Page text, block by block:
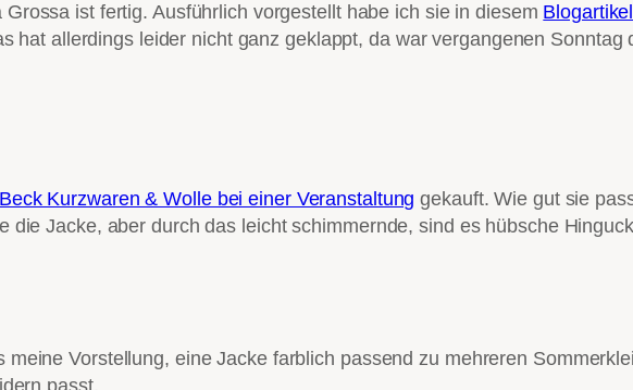
ist fertig. Ausführlich vorgestellt habe ich sie in diesem Blogartikel
hat allerdings leider nicht ganz geklappt, da war vergangenen Sonntag
Kurzwaren & Wolle bei einer Veranstaltung gekauft. Wie gut sie
die Jacke, aber durch das leicht schimmernde, sind es hübsche
meine Vorstellung, eine Jacke farblich passend zu mehreren